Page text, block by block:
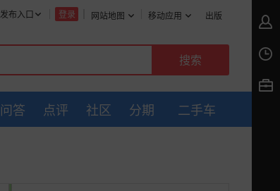
网站地图 移动应用 出版
登录
发布入口
问答 点评 社区 分期 二手车